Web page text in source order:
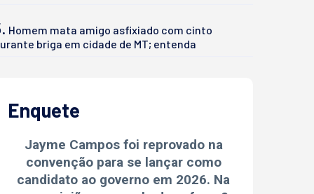
Homem mata amigo asfixiado com cinto
briga em cidade de MT; entenda
Enquete
Jayme Campos foi reprovado na
convenção para se lançar como
candidato ao governo em 2026. Na